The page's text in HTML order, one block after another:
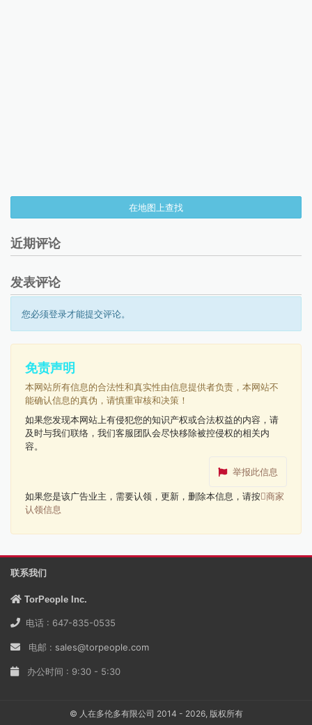
在地图上查找
近期评论
发表评论
您必须登录才能提交评论。
免责声明
本网站所有信息的合法性和真实性由信息提供者负责，本网站不
能确认信息的真伪，请慎重审核和决策！
如果您发现本网站上有侵犯您的知识产权或合法权益的内容，请
及时与我们联络，我们客服团队会尽快移除被控侵权的相关内
容。
举报此信息
如果您是该广告业主，需要认领，更新，删除本信息，请按 商家
认领信息
联系我们
TorPeople Inc.
电话 : 647-835-0535
电邮 : sales@torpeople.com
办公时间 : 9:30 - 5:30
© 人在多伦多有限公司 2014 - 2026, 版权所有